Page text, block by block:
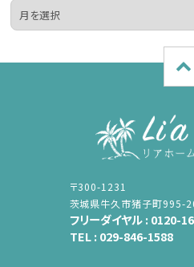
〒300-1231
茨城県牛久市猪子町995-
フリーダイヤル : 0120-
TEL : 029-846-1588